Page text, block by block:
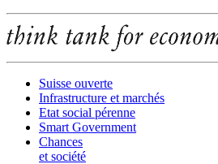
Suisse ouverte
Infrastructure et marchés
Etat social pérenne
Smart Government
Chances
et société